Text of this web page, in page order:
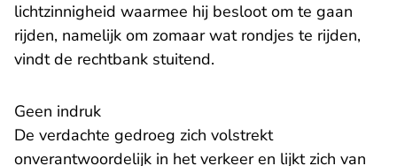
lichtzinnigheid waarmee hij besloot om te gaan
rijden, namelijk om zomaar wat rondjes te rijden,
vindt de rechtbank stuitend.
Geen indruk
De verdachte gedroeg zich volstrekt
onverantwoordelijk in het verkeer en lijkt zich van